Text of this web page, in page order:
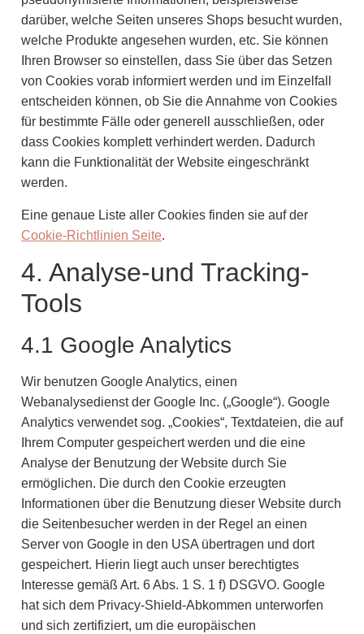
darüber, welche Seiten unseres Shops besucht wurden,
welche Produkte angesehen wurden, etc. Sie können
Ihren Browser so einstellen, dass Sie über das Setzen
von Cookies vorab informiert werden und im Einzelfall
entscheiden können, ob Sie die Annahme von Cookies
für bestimmte Fälle oder generell ausschließen, oder
dass Cookies komplett verhindert werden. Dadurch
kann die Funktionalität der Website eingeschränkt
werden.
Eine genaue Liste aller Cookies finden sie auf der
Cookie-Richtlinien Seite.
4. Analyse-und Tracking-
Tools
4.1 Google Analytics
Wir benutzen Google Analytics, einen
Webanalysedienst der Google Inc. („Google“). Google
Analytics verwendet sog. „Cookies“, Textdateien, die auf
Ihrem Computer gespeichert werden und die eine
Analyse der Benutzung der Website durch Sie
ermöglichen. Die durch den Cookie erzeugten
Informationen über die Benutzung dieser Website durch
die Seitenbesucher werden in der Regel an einen
Server von Google in den USA übertragen und dort
gespeichert. Hierin liegt auch unser berechtigtes
Interesse gemäß Art. 6 Abs. 1 S. 1 f) DSGVO. Google
hat sich dem Privacy-Shield-Abkommen unterworfen
und sich zertifiziert, um die europäischen